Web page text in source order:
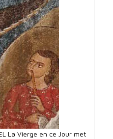
La Vierge en ce Jour met